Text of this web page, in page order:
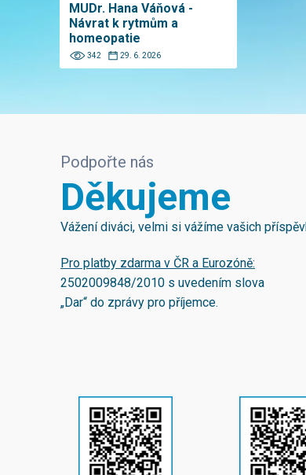
MUDr. Hana Váňová -
Návrat k rytmům a
homeopatie
342 29. 6. 2026
Podpořte nás
Děkujeme
Vážení diváci, velmi si vážíme vašich
Pro platby zdarma v ČR a Eurozóně:
2502009848/2010 s uvedením slova
„Dar“ do zprávy pro příjemce.